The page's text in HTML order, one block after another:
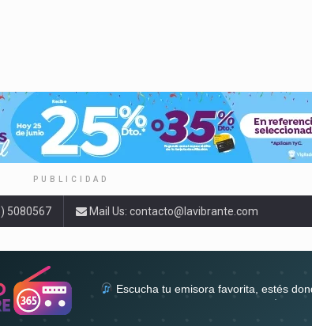
PUBLICIDAD
5080567 Mail Us: contacto@lavibrante.com
Escucha tu emisora favorita, estés